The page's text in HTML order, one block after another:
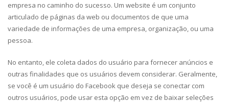
empresa no caminho do sucesso. Um website é um conjunto
articulado de páginas da web ou documentos de que uma
variedade de informações de uma empresa, organização, ou uma
pessoa.
No entanto, ele coleta dados do usuário para fornecer anúncios e
outras finalidades que os usuários devem considerar. Geralmente,
se você é um usuário do Facebook que deseja se conectar com
outros usuários, pode usar esta opção em vez de baixar seleções